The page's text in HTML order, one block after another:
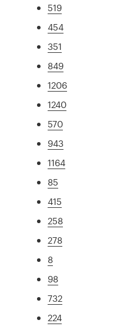
519
454
351
849
1206
1240
570
943
1164
85
415
258
278
8
98
732
224